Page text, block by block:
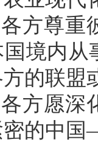
方尊重
国境内
的联盟
方愿深
密的中